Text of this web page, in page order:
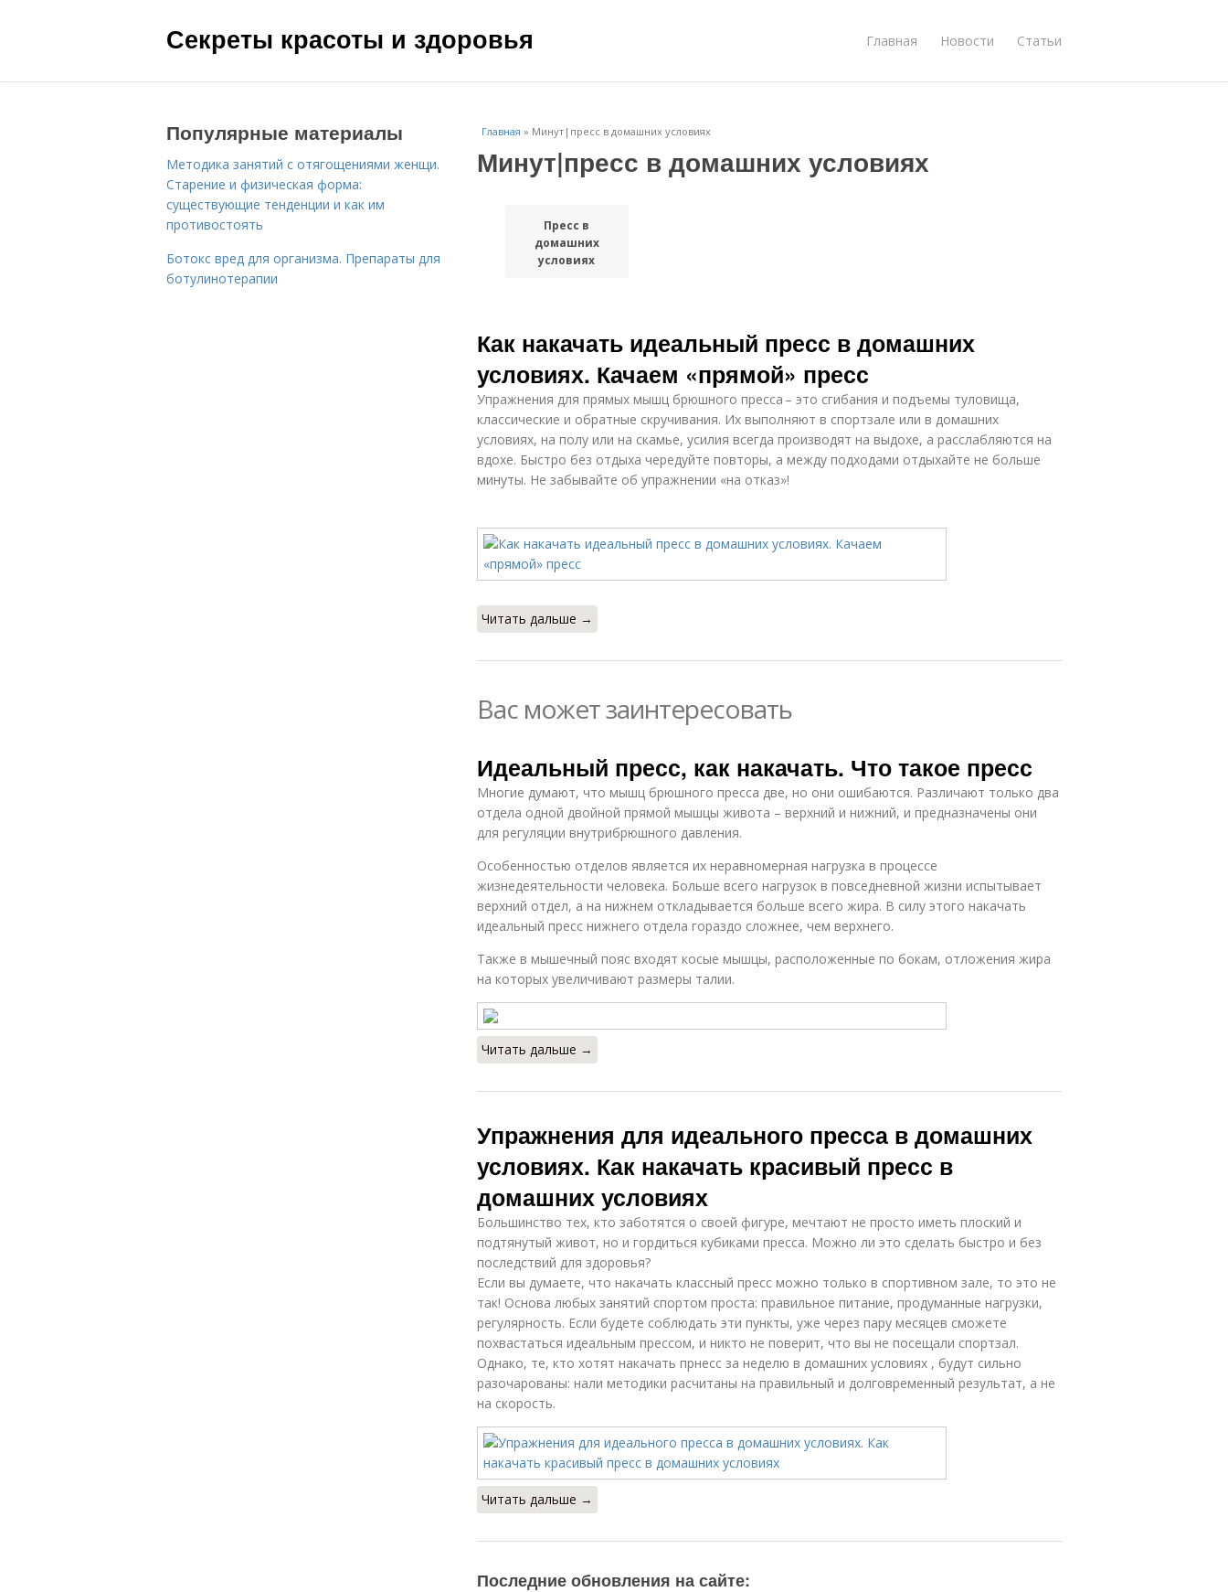
Секреты красоты и здоровья Главная Новости Статьи
Главная » Минут|пресс в домашних условиях
Минут|пресс в домашних условиях
Пресс в
домашних
условиях
Как накачать идеальный пресс в домашних
условиях. Качаем «прямой» пресс
Упражнения для прямых мышц брюшного пресса – это сгибания и подъемы туловища,
классические и обратные скручивания. Их выполняют в спортзале или в домашних
условиях, на полу или на скамье, усилия всегда производят на выдохе, а расслабляются на
вдохе. Быстро без отдыха чередуйте повторы, а между подходами отдыхайте не больше
минуты. Не забывайте об упражнении «на отказ»!
Читать дальше →
Вас может заинтересовать
Идеальный пресс, как накачать. Что такое пресс
Многие думают, что мышц брюшного пресса две, но они ошибаются. Различают только два
отдела одной двойной прямой мышцы живота – верхний и нижний, и предназначены они
для регуляции внутрибрюшного давления.
Особенностью отделов является их неравномерная нагрузка в процессе
жизнедеятельности человека. Больше всего нагрузок в повседневной жизни испытывает
верхний отдел, а на нижнем откладывается больше всего жира. В силу этого накачать
идеальный пресс нижнего отдела гораздо сложнее, чем верхнего.
Также в мышечный пояс входят косые мышцы, расположенные по бокам, отложения жира
на которых увеличивают размеры талии.
Читать дальше →
Упражнения для идеального пресса в домашних
условиях. Как накачать красивый пресс в
домашних условиях
Большинство тех, кто заботятся о своей фигуре, мечтают не просто иметь плоский и
подтянутый живот, но и гордиться кубиками пресса. Можно ли это сделать быстро и без
последствий для здоровья?
Если вы думаете, что накачать классный пресс можно только в спортивном зале, то это не
так! Основа любых занятий спортом проста: правильное питание, продуманные нагрузки,
регулярность. Если будете соблюдать эти пункты, уже через пару месяцев сможете
похвастаться идеальным прессом, и никто не поверит, что вы не посещали спортзал.
Однако, те, кто хотят накачать прнесс за неделю в домашних условиях , будут сильно
разочарованы: нали методики расчитаны на правильный и долговременный результат, а не
на скорость.
Читать дальше →
Последние обновления на сайте:
Популярные материалы
Методика занятий с отягощениями женщи.
Старение и физическая форма:
существующие тенденции и как им
противостоять
Ботокс вред для организма. Препараты для
ботулинотерапии